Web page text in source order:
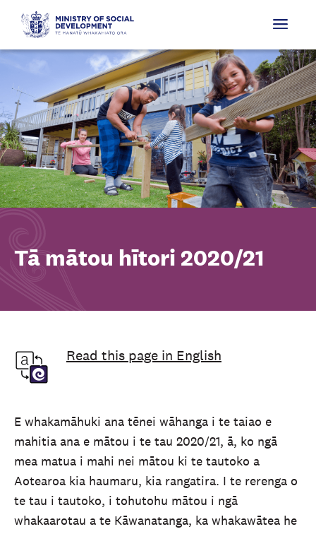
Tā mātou hītori 2020/21
Read this page in English
E whakamāhuki ana tēnei wāhanga i te taiao e
mahitia ana e mātou i te tau 2020/21, ā, ko ngā
mea matua i mahi nei mātou ki te tautoko a
Aotearoa kia haumaru, kia rangatira. I te rerenga o
te tau i tautoko, i tohutohu mātou i ngā
whakaarotau a te Kāwanatanga, ka whakawātea he